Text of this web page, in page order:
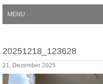
MENU
20251218_123628
21. Dezember 2025